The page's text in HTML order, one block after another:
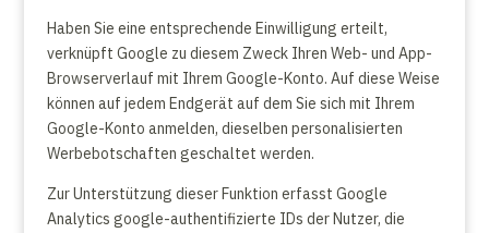
Haben Sie eine entsprechende Einwilligung erteilt,
verknüpft Google zu diesem Zweck Ihren Web- und App-
Browserverlauf mit Ihrem Google-Konto. Auf diese Weise
können auf jedem Endgerät auf dem Sie sich mit Ihrem
Google-Konto anmelden, dieselben personalisierten
Werbebotschaften geschaltet werden.
Zur Unterstützung dieser Funktion erfasst Google
Analytics google-authentifizierte IDs der Nutzer, die